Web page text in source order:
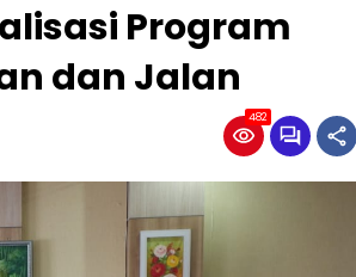
Program
dan Jalan
482